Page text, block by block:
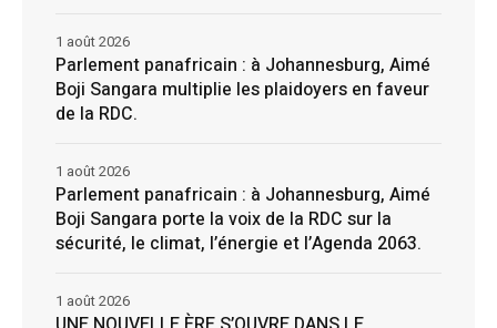
Parlement panafricain : à Johannesburg, Aimé
Boji Sangara multiplie les plaidoyers en faveur
de la RDC.
1 août 2026
Parlement panafricain : à Johannesburg, Aimé
Boji Sangara porte la voix de la RDC sur la
sécurité, le climat, l’énergie et l’Agenda 2063.
1 août 2026
1 août 2026